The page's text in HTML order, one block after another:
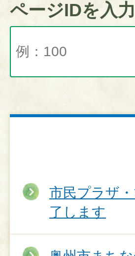
ページIDを入力
市民プラザ
了します